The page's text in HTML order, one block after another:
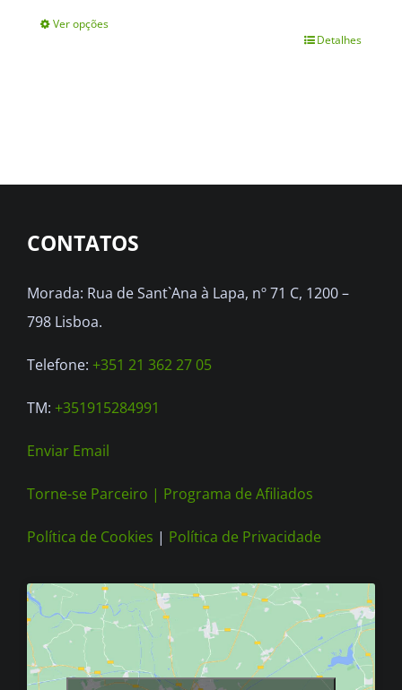
Ver opções
The
may
chosen
on
the
page
Detalhes
CONTATOS
Morada: Rua de Sant`Ana à Lapa, nº 71 C, 1200 –
798 Lisboa.
Telefone: +351 21 362 27 05
TM: +351915284991
Enviar Email
Torne-se Parceiro | Programa de Afiliados
Política de Cookies | Política de Privacidade